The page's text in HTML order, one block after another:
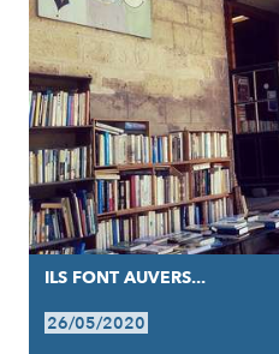
ILS FONT AUVERS...
26/05/2020